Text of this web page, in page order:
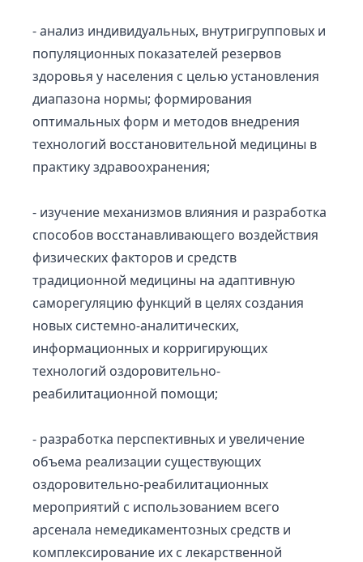
- анализ индивидуальных, внутригрупповых и
популяционных показателей резервов
здоровья у населения с целью установления
диапазона нормы; формирования
оптимальных форм и методов внедрения
технологий восстановительной медицины в
практику здравоохранения;
- изучение механизмов влияния и разработка
способов восстанавливающего воздействия
физических факторов и средств
традиционной медицины на адаптивную
саморегуляцию функций в целях создания
новых системно-аналитических,
информационных и корригирующих
технологий оздоровительно-
реабилитационной помощи;
- разработка перспективных и увеличение
объема реализации существующих
оздоровительно-реабилитационных
мероприятий с использованием всего
арсенала немедикаментозных средств и
комплексирование их с лекарственной